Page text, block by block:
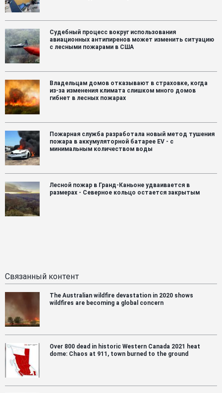
Судебный процесс вокруг использования
авиационных антипиренов может изменить ситуацию
с лесными пожарами в США
Владельцам домов отказывают в страховке, когда
из-за изменения климата слишком много домов
гибнет в лесных пожарах
Пожарная служба разработала новый метод тушения
пожара в аккумуляторной батарее EV - с
минимальным количеством воды
Лесной пожар в Гранд-Каньоне удваивается в
размерах - Северное кольцо остается закрытым
Связанный контент
The Australian wildfire devastation in 2020 shows
wildfires are becoming a global concern
Over 800 dead in historic Western Canada 2021 heat
dome: Chaos at 911, town burned to the ground